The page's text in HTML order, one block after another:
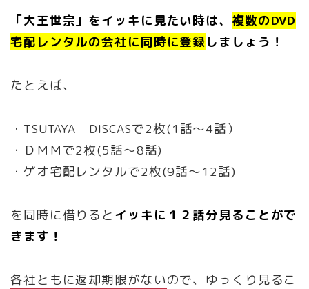
「大王世宗」をイッキに見たい時は、 複数のDVD
宅配レンタルの会社に同時に登録しましょう！
たとえば、
・TSUTAYA DISCASで2枚(1話〜4話）
・ＤＭＭで2枚(5話〜8話)
・ゲオ宅配レンタルで2枚(9話〜12話)
を同時に借りると イッキに１２話分見ることがで
きます！
各社ともに返却期限がないので、ゆっくり見るこ